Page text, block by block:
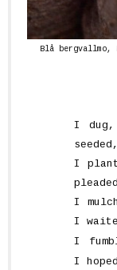
Blå bergvallmo,
I
seeded,
I
I
I
I
I